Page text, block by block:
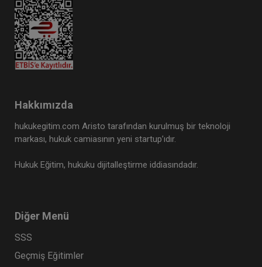
Hakkımızda
hukukegitim.com Aristo tarafından kurulmuş bir teknoloji
markası, hukuk camiasının yeni startup’ıdır.
Hukuk Eğitim, hukuku dijitalleştirme iddiasındadır.
Diğer Menü
SSS
Geçmiş Eğitimler